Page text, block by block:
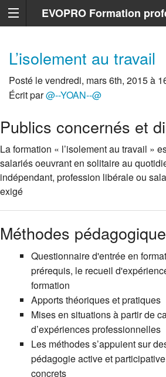
EVOPRO Formation
L’isolement au travail
Posté le vendredi, mars 6th, 2015 à
Écrit par@--YOAN--@
Publics concernés et
La formation « l’isolement au travail »
salariés oeuvrant en solitaire au
indépendant, profession libérale ou
exigé
Méthodes
Questionnaire d'entrée en
prérequis, le recueil
formation
Apports théoriques et pratiques
Mises en situations à partir de
d’expériences professionnelles
Les méthodes s’appuient sur
pédagogie active et
concrets